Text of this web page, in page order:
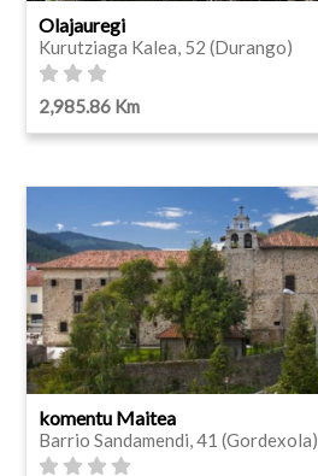
Olajauregi
Kurutziaga Kalea, 52 (Durango)
2,985.86 Km
komentu Maitea
Barrio Sandamendi, 41 (Gordexola)